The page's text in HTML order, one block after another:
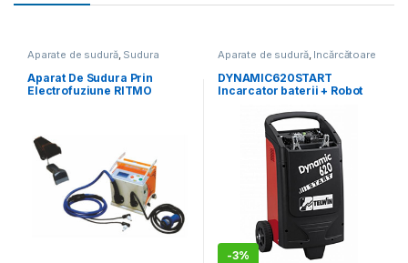
Aparate de sudură, Sudura
Aparat De Sudura Prin
Electrofuziune RITMO
Aparate de sudură, Încărcătoare
DYNAMIC620START
Incarcator baterii + Robot
-3%